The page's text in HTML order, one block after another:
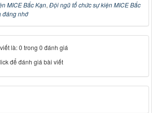
MICE Bắc Kạn, Đội ngũ tổ chức sự kiện MICE Bắc
đáng nhớ
là: 0 trong 0 đánh giá
để đánh giá bài viết